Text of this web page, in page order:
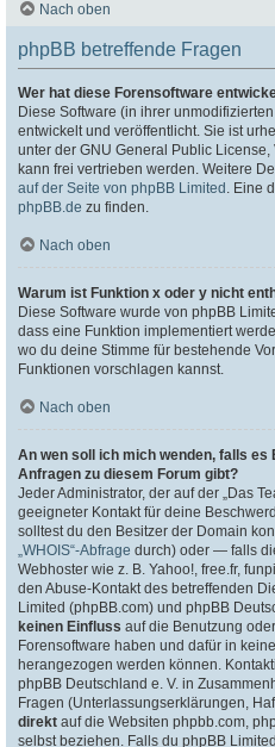
Nach oben
phpBB betreffende Fragen
Wer hat diese Forensoftware
Diese Software (in ihrer
entwickelt und veröffentlicht. Sie ist
unter der GNU General Public
kann frei vertrieben werden. Weitere
auf der Seite von phpBB Limited . Eine
phpBB.de zu finden.
Nach oben
Warum ist Funktion x oder y nicht
Diese Software wurde von phpBB
dass eine Funktion implementiert
wo du deine Stimme für bestehende
Funktionen vorschlagen kannst.
Nach oben
An wen soll ich mich wenden, falls
Anfragen zu diesem Forum gibt?
Jeder Administrator, der auf der „Das
geeigneter Kontakt für deine
solltest du den Besitzer der Domain
„WHOIS“-Abfrage durch) oder — falls
Webhoster wie z. B. Yahoo!, free.fr,
den Abuse-Kontakt des betreffenden
Limited (phpBB.com) und phpBB
keinen Einfluss auf die Benutzung
Forensoftware haben und dafür in
herangezogen werden können.
phpBB Deutschland e. V. in
Fragen (Unterlassungserklärungen,
direkt auf die Websiten phpbb.com,
selbst beziehen. Falls du phpBB